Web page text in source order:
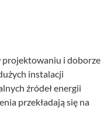
projektowaniu i doborze
instalacji
źródeł energii
przekładają się na